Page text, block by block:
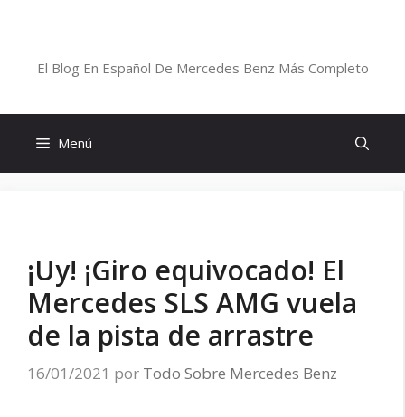
El Blog En Español De Mercedes Benz Más Completo
Menú
¡Uy! ¡Giro equivocado! El
Mercedes SLS AMG vuela
de la pista de arrastre
16/01/2021 por Todo Sobre Mercedes Benz